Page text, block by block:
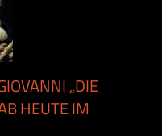
„DIE
HEUTE IM